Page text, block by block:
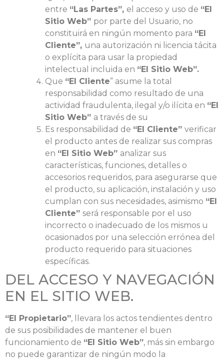
entre “Las Partes”, el acceso y uso de “El
Sitio Web” por parte del Usuario, no
constituirá en ningún momento para “El
Cliente”, una autorización ni licencia tácita
o explícita para usar la propiedad
intelectual incluida en “El Sitio Web”.
Que “El Cliente” asume la total
responsabilidad como resultado de una
actividad fraudulenta, ilegal y/o ilícita en “El
Sitio Web” a través de su
Es responsabilidad de “El Cliente” verificar
el producto antes de realizar sus compras
en “El Sitio Web” analizar sus
características, funciones, detalles o
accesorios requeridos, para asegurarse que
el producto, su aplicación, instalación y uso
cumplan con sus necesidades, asimismo “El
Cliente” será responsable por el uso
incorrecto o inadecuado de los mismos u
ocasionados por una selección errónea del
producto requerido para situaciones
específicas.
DEL ACCESO Y NAVEGACIÓN
EN EL SITIO WEB.
“El Propietario”, llevara los actos tendientes dentro
de sus posibilidades de mantener el buen
funcionamiento de “El Sitio Web”, más sin embargo
no puede garantizar de ningún modo la